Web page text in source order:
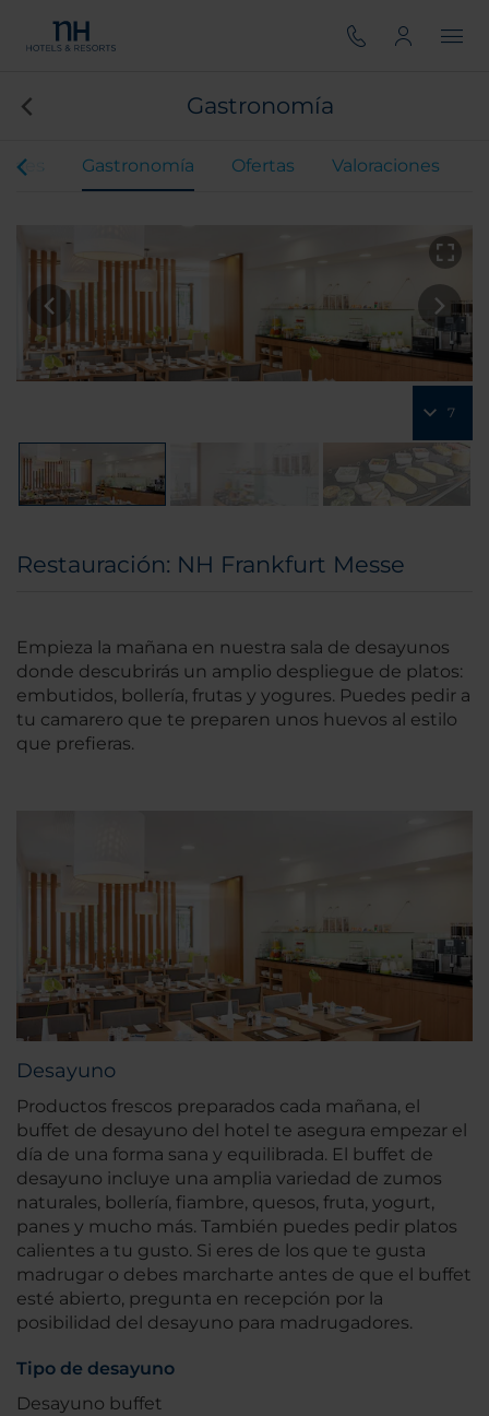
Gastronomía
Gastronomía Ofertas Valoraciones
7
Restauración: NH Frankfurt Messe
Empieza la mañana en nuestra sala de desayunos
donde descubrirás un amplio despliegue de platos:
embutidos, bollería, frutas y yogures. Puedes pedir a
tu camarero que te preparen unos huevos al estilo
que prefieras.
Desayuno
Productos frescos preparados cada mañana, el
buffet de desayuno del hotel te asegura empezar el
día de una forma sana y equilibrada. El buffet de
desayuno incluye una amplia variedad de zumos
naturales, bollería, fiambre, quesos, fruta, yogurt,
panes y mucho más. También puedes pedir platos
calientes a tu gusto. Si eres de los que te gusta
madrugar o debes marcharte antes de que el buffet
esté abierto, pregunta en recepción por la
posibilidad del desayuno para madrugadores.
Tipo de desayuno
Desayuno buffet